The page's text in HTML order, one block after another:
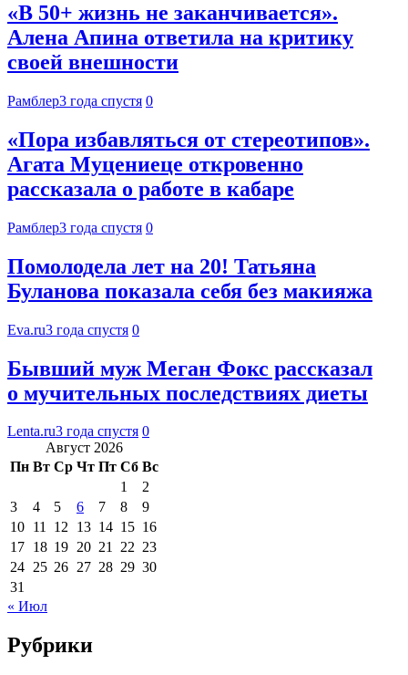
«В 50+ жизнь не заканчивается».
Алена Апина ответила на критику
своей внешности
Рамблер3 года спустя 0
«Пора избавляться от стереотипов».
Агата Муцениеце откровенно
рассказала о работе в кабаре
Рамблер3 года спустя 0
Помолодела лет на 20! Татьяна
Буланова показала себя без макияжа
Eva.ru3 года спустя 0
Бывший муж Меган Фокс рассказал
о мучительных последствиях диеты
Lenta.ru3 года спустя 0
Август 2026
Пн Вт Ср Чт Пт Сб Вс
1
2
3
4 5 6 7 8
9
10 11 12 13 14 15 16
17 18 19 20 21 22 23
24 25 26 27 28 29 30
31
« Июл
Рубрики